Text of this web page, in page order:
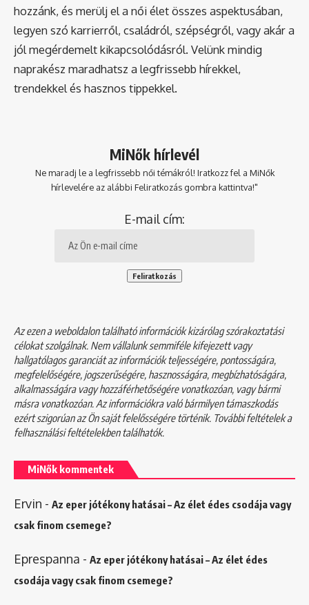
hozzánk, és merülj el a női élet összes aspektusában,
legyen szó karrierről, családról, szépségről, vagy akár a
jól megérdemelt kikapcsolódásról. Velünk mindig
naprakész maradhatsz a legfrissebb hírekkel,
trendekkel és hasznos tippekkel.
MiNők hírlevél
Ne maradj le a legfrissebb női témákról! Iratkozz fel a MiNők
hírlevelére az alábbi Feliratkozás gombra kattintva!"
E-mail cím:
Az ezen a weboldalon található információk kizárólag szórakoztatási
célokat szolgálnak. Nem vállalunk semmiféle kifejezett vagy
hallgatólagos garanciát az információk teljességére, pontosságára,
megfelelőségére, jogszerűségére, hasznosságára, megbízhatóságára,
alkalmasságára vagy hozzáférhetőségére vonatkozóan, vagy bármi
másra vonatkozóan. Az információkra való bármilyen támaszkodás
ezért szigorúan az Ön saját felelősségére történik. További feltételek a
felhasználási feltételekbentalálhatók.
MiNők kommentek
Ervin - Az eper jótékony hatásai – Az élet édes csodája vagy
csak finom csemege?
Eprespanna - Az eper jótékony hatásai – Az élet édes
csodája vagy csak finom csemege?